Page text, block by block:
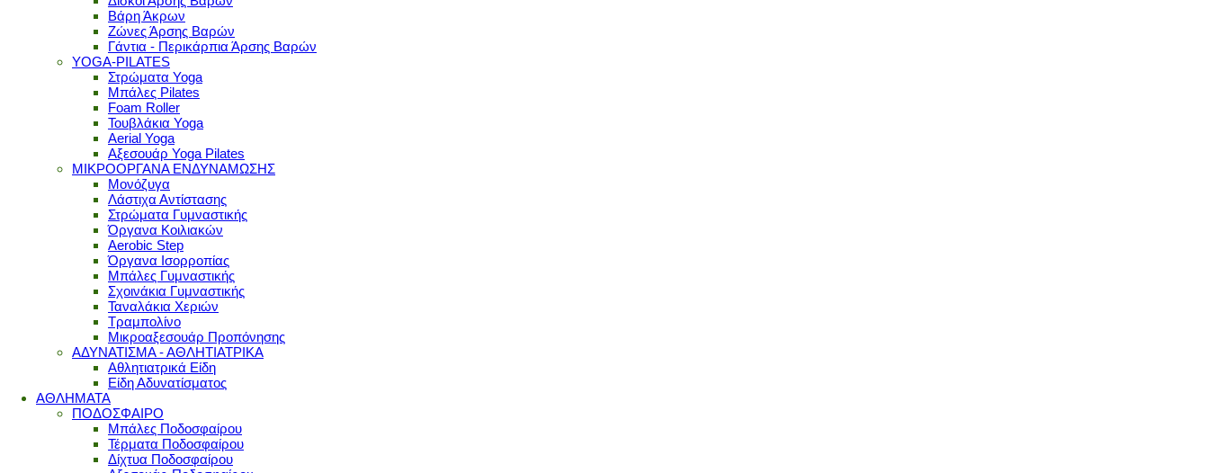
Βάρη Άκρων
Ζώνες Άρσης Βαρών
Γάντια - Περικάρπια Άρσης Βαρών
YOGA-PILATES
Στρώματα Yoga
Μπάλες Pilates
Foam Roller
Τουβλάκια Yoga
Aerial Yoga
Αξεσουάρ Yoga Pilates
ΜΙΚΡΟΟΡΓΑΝΑ ΕΝΔΥΝΑΜΩΣΗΣ
Μονόζυγα
Λάστιχα Αντίστασης
Στρώματα Γυμναστικής
Όργανα Κοιλιακών
Aerobic Step
Όργανα Ισορροπίας
Μπάλες Γυμναστικής
Σχοινάκια Γυμναστικής
Ταναλάκια Χεριών
Τραμπολίνο
Μικροαξεσουάρ Προπόνησης
ΑΔΥΝΑΤΙΣΜΑ - ΑΘΛΗΤΙΑΤΡΙΚΑ
Αθλητιατρικά Είδη
Είδη Αδυνατίσματος
ΑΘΛΗΜΑΤΑ
ΠΟΔΟΣΦΑΙΡΟ
Μπάλες Ποδοσφαίρου
Τέρματα Ποδοσφαίρου
Δίχτυα Ποδοσφαίρου